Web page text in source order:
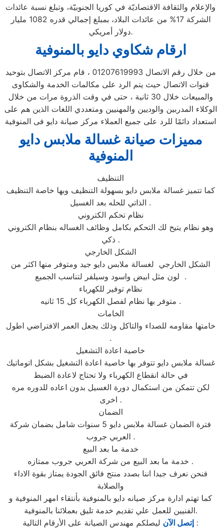
والإعلام والثقافة الاقتصاديّة في كوريا الجنوبيّة، وتبلغ نسبة عائدات
الشركة 17% من عائدات البلاد، بمبلغ إجمالي قدره 1082 مليار
دولار أمريكي.
ارقام شكاوي دايو بالمنوفية
من خلال رقم الاتصال 01207619993 ، قام مركز الاتصال بتوحيد
قنوات الاتصال حيث يتم الرد على مكالمات الخدمة والشكاوى
والمبيعات خلال 30 ثانية ، حتى في وقت الذروة مرات من خلال
الوكلاء المدربين والوديين والمهنيين ومتعددي اللغات الذين هم على
استعداد دائمًا للرد على جميع العملاء مركز صيانة دايو فى المنوفية
مميزات صيانة غسالة ملابس دايو
المنوفية
التنظيف
كما تتميز غسالة ملابس دايو بسهولة التنظيف وبها خاصة التنظيف
الذاتي للحله بعد الغسيل .
نظام تحكم الكتروني
وهو نظام يتيح لك التحكم بكامل وظائف الغساله بنظام الكتروني
ذكي .
الشكل الخارجي
الشكل الخارجي لغسالة ملابس دايو جيد ومتوفر منها اكثر من
لون مثل ابيض واسود وسيلفر لتناسب الجميع .
نظام توفير للكهرباء
متوفر بها نظام لفصل الكهرباء كل 15 ثانيه .
الخامات
خامتها مقاومه للصداء والتاكل وذلك يجعل العمر الافتراضي اطول
.
خاصية اعادة التشغيل
غسالة ملابس دايو تتوفر بها خاصية اعادة التشغيل بشكل اتوماتيك
في حالة انقطاع الكهرباء ولا تحتاج لاعادة الضبط
لكن تتمكن من استكمال دورة الغسيل بدون اعاده للدوره مره
اخرى .
الضمان
فترة الضمان غسالة ملابس دايو 5 سنوات شامل بضمان شركة
العربي جروب .
خدمة ما بعد البيع
خدمة ما بعد البيع من شركة العربي جروب ممتازه .
فنحن نعرف جيدا اننا بصدد منتج فائق الجودة يمتاز بقوة الاداء
والصلابة
كما تهتم ادارة مركز صيانه دايو بالمنوفية بأنتقاء امهر المنوفية و
الفنيين للعمل علي تقديم خدمة تليق بعملائنا بالمنوفية.
إتصل الآن ليصلكم مهندس الصيانة على الأرقام التالية :